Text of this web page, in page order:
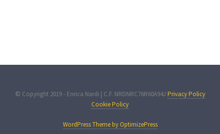
© Copyright 2019 - Enrica Nardi | C.F. NRDNRC76R60A94J Privacy Policy
Cookie Policy
WordPress Theme by OptimizePress